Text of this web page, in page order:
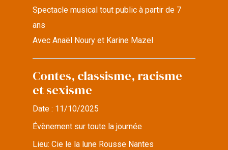
Spectacle musical tout public à partir de 7
ans
Avec Anaël Noury et Karine Mazel
Contes, classisme, racisme
et sexisme
Date : 11/10/2025
Évènement sur toute la journée
Lieu:Cie le la lune Rousse Nantes